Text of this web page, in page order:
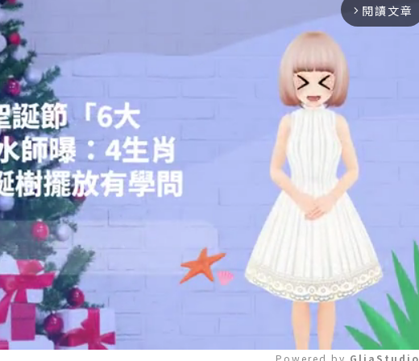
arrow_forward_ios 閱讀文章
Powered by